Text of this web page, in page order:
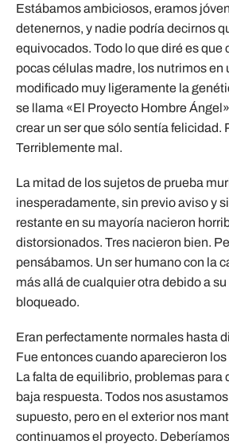
Estábamos ambiciosos, eramos
detenernos, y nadie podría decirnos
equivocados. Todo lo que diré es que
pocas células madre, los nutrimos en
modificado muy ligeramente la
se llama «El Proyecto Hombre
crear un ser que sólo sentía felicidad.
Terriblemente mal.
La mitad de los sujetos de prueba
inesperadamente, sin previo aviso y
restante en su mayoría nacieron
distorsionados. Tres nacieron bien.
pensábamos. Un ser humano con la
más allá de cualquier otra debido a
bloqueado.
Eran perfectamente normales hasta
Fue entonces cuando aparecieron
La falta de equilibrio, problemas para
baja respuesta. Todos nos
supuesto, pero en el exterior nos
continuamos el proyecto.